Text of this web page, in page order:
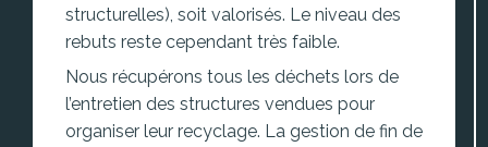
structurelles), soit valorisés. Le niveau des
rebuts reste cependant très faible.
Nous récupérons tous les déchets lors de
l’entretien des structures vendues pour
organiser leur recyclage. La gestion de fin de